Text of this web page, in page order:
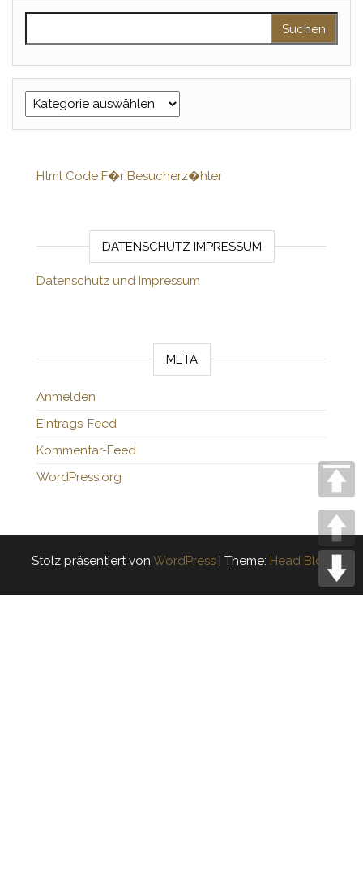
Kategorien
Html Code F�r Besucherz�hler
DATENSCHUTZ IMPRESSUM
Datenschutz und Impressum
META
Anmelden
Eintrags-Feed
Kommentar-Feed
WordPress.org
Stolz präsentiert von WordPress Theme: Head Blog